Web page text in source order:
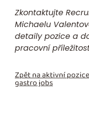
Zkontaktujte
Michaelu
detaily pozice a
pracovní
Zpět na aktivní
gastro jobs